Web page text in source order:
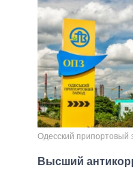
Одесский припортовый
Высший